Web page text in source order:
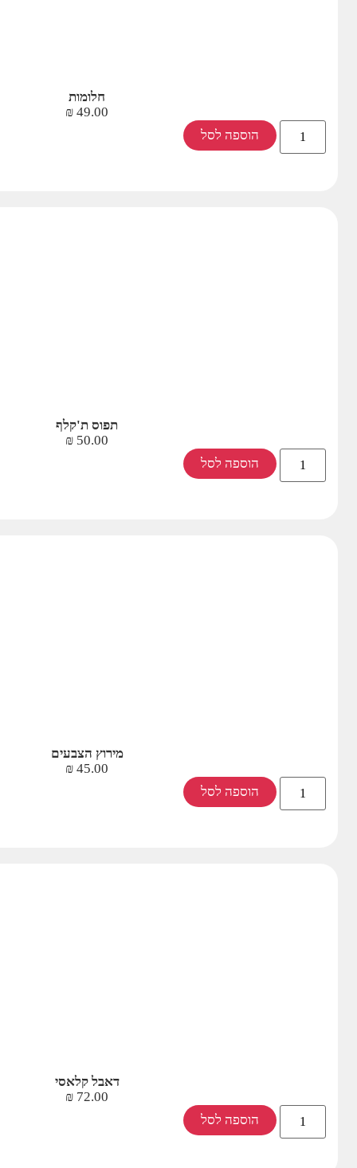
חלומות
49.00
₪
הוספה לסל
תפוס ת'קלף
50.00
₪
הוספה לסל
מירוץ הצבעים
45.00
₪
הוספה לסל
דאבל קלאסי
72.00
₪
הוספה לסל